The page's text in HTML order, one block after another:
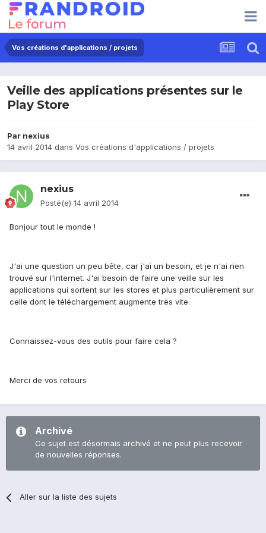
Vos créations d'applications / projets
Veille des applications présentes sur le
Play Store
Par nexius
14 avril 2014 dans Vos créations d'applications / projets
nexius
Posté(e) 14 avril 2014
Bonjour tout le monde !
J'ai une question un peu bête, car j'ai un besoin, et je n'ai rien
trouvé sur l'internet. J'ai besoin de faire une veille sur les
applications qui sortent sur les stores et plus particulièrement sur
celle dont le téléchargement augmente très vite.
Connaissez-vous des outils pour faire cela ?
Merci de vos retours
Archivé
Ce sujet est désormais archivé et ne peut plus recevoir
de nouvelles réponses.
Aller sur la liste des sujets